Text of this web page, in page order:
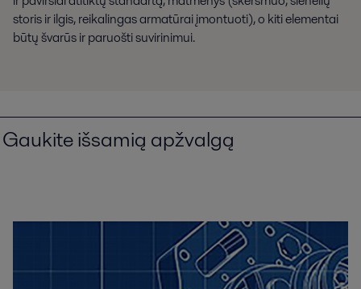
storis ir ilgis, reikalingas armatūrai įmontuoti), o kiti elementai
būtų švarūs ir paruošti suvirinimui.
Gaukite išsamią apžvalgą